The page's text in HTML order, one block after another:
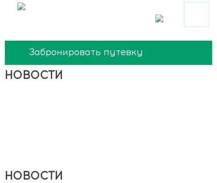
Забронировать путевку
НОВОСТИ
НОВОСТИ